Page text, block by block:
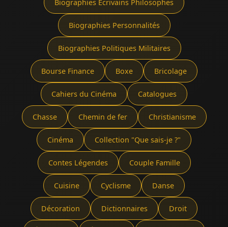
Biographies Écrivains Philosophes
Biographies Personnalités
Biographies Politiques Militaires
Bourse Finance Boxe Bricolage
Cahiers du Cinéma Catalogues
Chasse Chemin de fer Christianisme
Cinéma Collection "Que sais-je ?"
Contes Légendes Couple Famille
Cuisine Cyclisme Danse
Décoration Dictionnaires Droit